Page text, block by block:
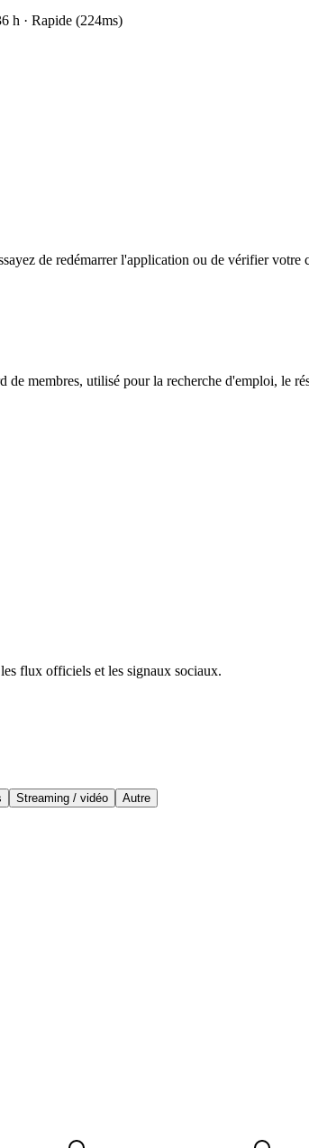
h · Rapide (224ms)
de redémarrer l'application ou de vérifier votre
membres, utilisé pour la recherche d'emploi, le
flux officiels et les signaux sociaux.
Streaming / vidéo
Autre